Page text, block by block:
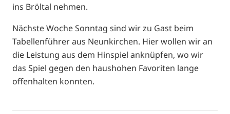
ins Bröltal nehmen.
Nächste Woche Sonntag sind wir zu Gast beim
Tabellenführer aus Neunkirchen. Hier wollen wir an
die Leistung aus dem Hinspiel anknüpfen, wo wir
das Spiel gegen den haushohen Favoriten lange
offenhalten konnten.